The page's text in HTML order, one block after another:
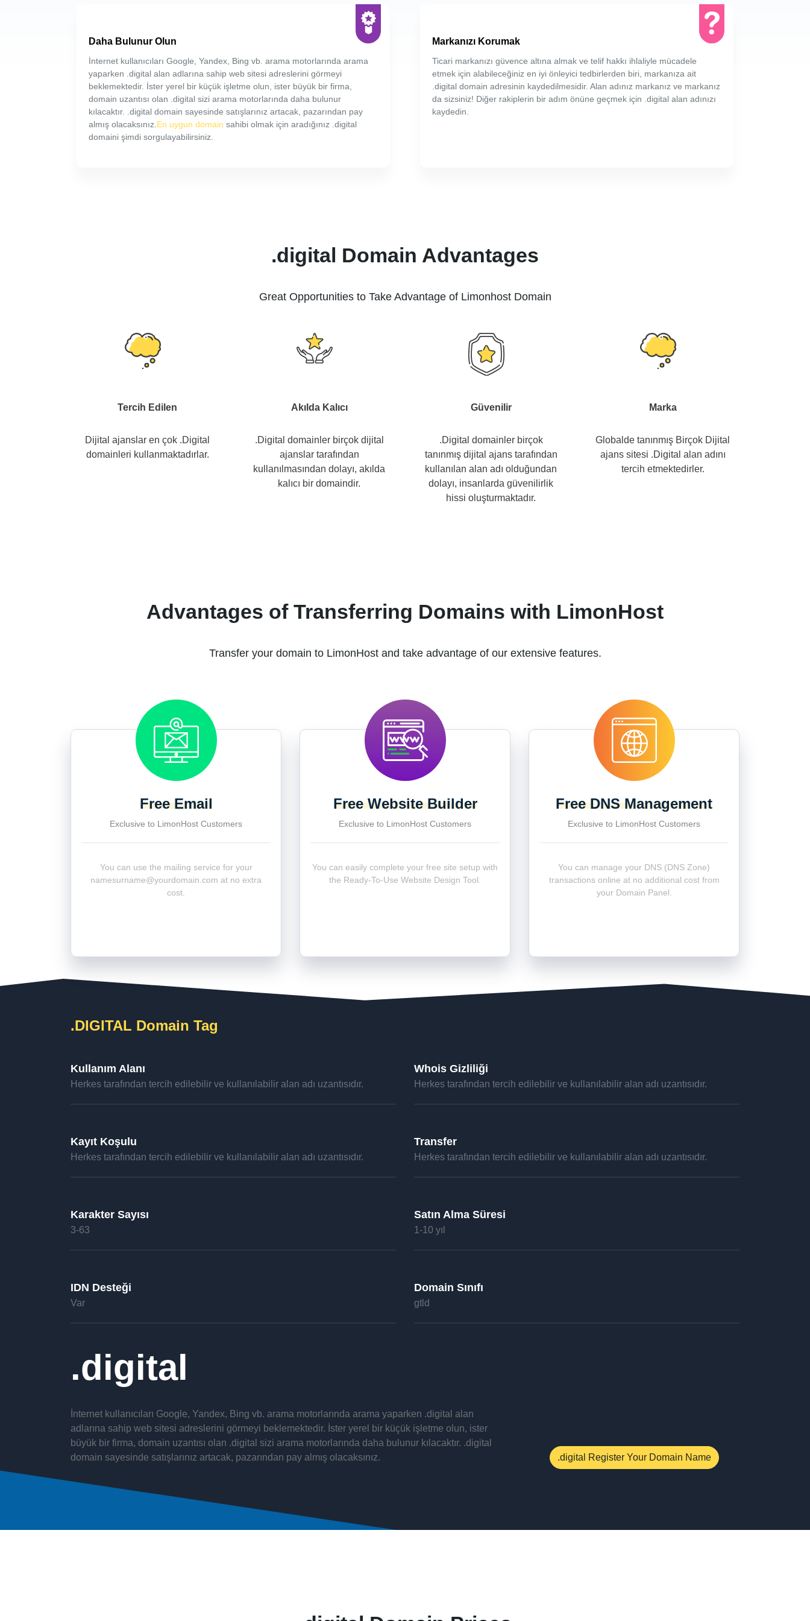
Daha Bulunur Olun
İnternet kullanıcıları Google, Yandex, Bing vb. arama motorlarında arama
yaparken .digital alan adlarına sahip web sitesi adreslerini görmeyi
beklemektedir. İster yerel bir küçük işletme olun, ister büyük bir firma,
domain uzantısı olan .digital sizi arama motorlarında daha bulunur
kılacaktır. .digital domain sayesinde satışlarınız artacak, pazarından pay
almış olacaksınız. En uygun domain sahibi olmak için aradığınız .digital
domaini şimdi sorgulayabilirsiniz.
Markanızı Korumak
Ticari markanızı güvence altına almak ve telif hakkı ihlaliyle mücadele
etmek için alabileceğiniz en iyi önleyici tedbirlerden biri, markanıza ait
.digital domain adresinin kaydedilmesidir. Alan adınız markanız ve markanız
da sizsiniz! Diğer rakiplerin bir adım önüne geçmek için .digital alan adınızı
kaydedin.
.digital Domain Advantages
Great Opportunities to Take Advantage of Limonhost Domain
Tercih Edilen
Dijital ajanslar en çok .Digital
domainleri kullanmaktadırlar.
Akılda Kalıcı
.Digital domainler birçok dijital
ajanslar tarafından
kullanılmasından dolayı, akılda
kalıcı bir domaindir.
Güvenilir
.Digital domainler birçok
tanınmış dijital ajans tarafından
kullanılan alan adı olduğundan
dolayı, insanlarda güvenilirlik
hissi oluşturmaktadır.
Marka
Globalde tanınmış Birçok Dijital
ajans sitesi .Digital alan adını
tercih etmektedirler.
Advantages of Transferring Domains with LimonHost
Transfer your domain to LimonHost and take advantage of our extensive features.
Free Email
Exclusive to LimonHost Customers
You can use the mailing service for your
namesurname@yourdomain.com at no extra
cost.
Free Website Builder
Exclusive to LimonHost Customers
You can easily complete your free site setup with
the Ready-To-Use Website Design Tool.
Free DNS Management
Exclusive to LimonHost Customers
You can manage your DNS (DNS Zone)
transactions online at no additional cost from
your Domain Panel.
.DIGITAL Domain Tag
Kullanım Alanı
Herkes tarafından tercih edilebilir ve kullanılabilir alan adı uzantısıdır.
Whois Gizliliği
Herkes tarafından tercih edilebilir ve kullanılabilir alan adı uzantısıdır.
Kayıt Koşulu
Herkes tarafından tercih edilebilir ve kullanılabilir alan adı uzantısıdır.
Transfer
Herkes tarafından tercih edilebilir ve kullanılabilir alan adı uzantısıdır.
Karakter Sayısı
3-63
Satın Alma Süresi
1-10 yıl
IDN Desteği
Var
Domain Sınıfı
gtld
digital
İnternet kullanıcıları Google, Yandex, Bing vb. arama motorlarında arama yaparken .digital alan
adlarına sahip web sitesi adreslerini görmeyi beklemektedir. İster yerel bir küçük işletme olun, ister
büyük bir firma, domain uzantısı olan .digital sizi arama motorlarında daha bulunur kılacaktır. .digital
domain sayesinde satışlarınız artacak, pazarından pay almış olacaksınız.
.digital Register Your Domain Name